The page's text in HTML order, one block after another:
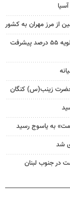
بردستانی: آب‌شیرین‌کن پنج هزار مترمکعبی عسلویه ۵۵ درصد پیشرفت
زینب(س) کنگان
به یاسوج رسید
شد